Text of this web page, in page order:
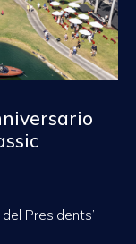
Presidents’